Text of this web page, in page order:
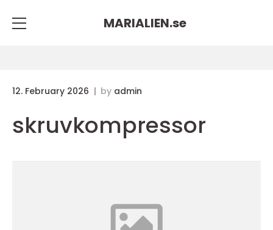
MARIALIEN.se
12. February 2026 by admin
skruvkompressor